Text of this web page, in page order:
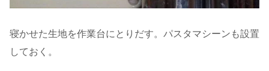
寝かせた生地を作業台にとりだす。パスタマシーンも設置
しておく。